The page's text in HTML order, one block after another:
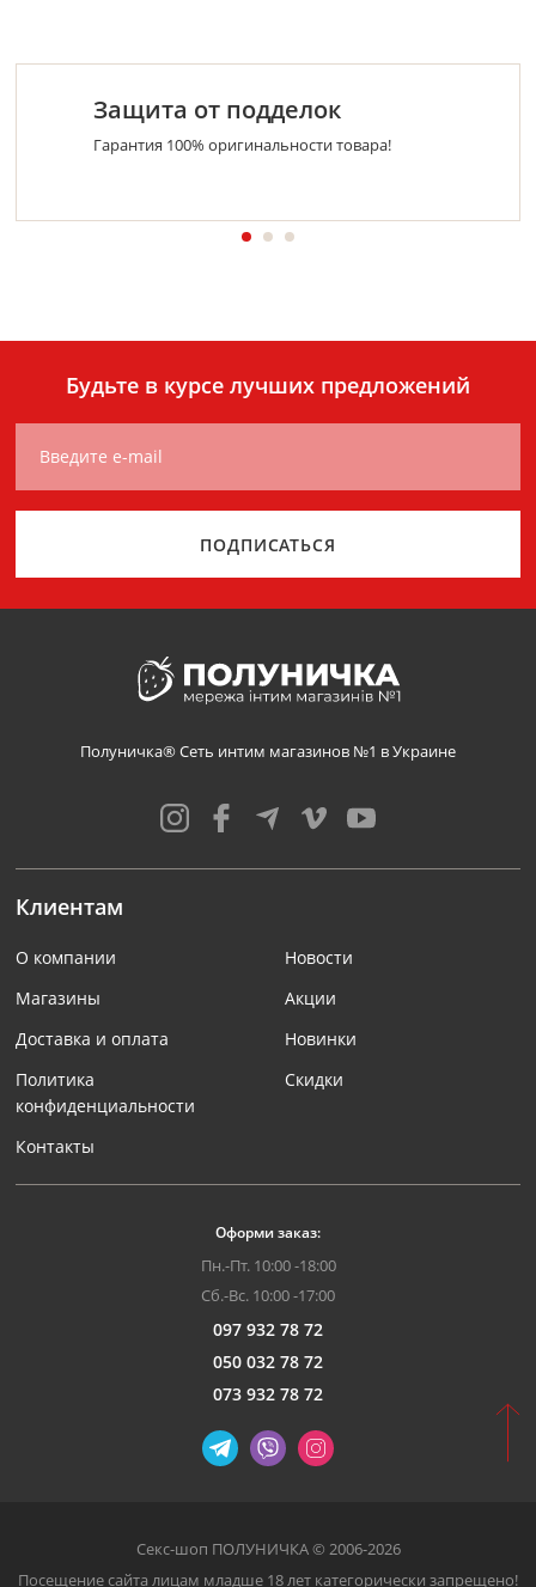
Защита от подделок
Гарантия 100% оригинальности товара!
Будьте в курсе лучших предложений
Введите e-mail
ПОДПИСАТЬСЯ
Полуничка® Сеть интим магазинов №1 в Украине
Клиентам
О компании
Магазины
Доставка и оплата
Политика
конфиденциальности
Контакты
Новости
Акции
Новинки
Скидки
Оформи заказ:
Пн.-Пт. 10:00 -18:00
Сб.-Вс. 10:00 -17:00
097 932 78 72
050 032 78 72
073 932 78 72
Секс-шоп ПОЛУНИЧКА © 2006-2026
Посещение сайта лицам младше 18 лет категорически запрещено!